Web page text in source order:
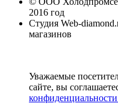
2016 год
Студия Web-
магазинов
Уважаемые
сайте, вы